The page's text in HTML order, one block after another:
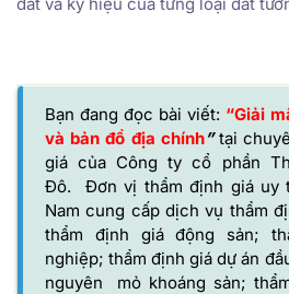
Bạn đang đọc bài viết: “Giải
và bản đồ địa chính” tại
giá của Công ty cổ phần
Đô. Đơn vị thẩm định giá uy
Nam cung cấp dịch vụ thẩm
thẩm định giá động sản;
nghiệp; thẩm định giá dự án
nguyên mỏ khoáng sản;